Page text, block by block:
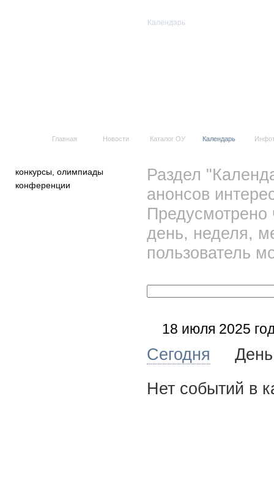
Главная Новости Каталог ОУ Календарь
Календарь
конкурсы, олимпиады
конференции
Раздел
анонсов
день, неделя,
пользователь
18 июля 2025
Сегодня
Нет событий в